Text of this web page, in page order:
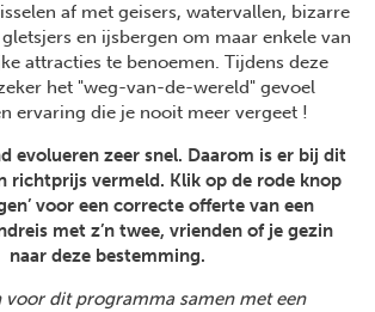
af met geisers, watervallen, bizarre
en ijsbergen om maar enkele van
attracties te benoemen. Tijdens deze
het "weg-van-de-wereld" gevoel
ervaring die je nooit meer vergeet !
evolueren zeer snel. Daarom is er bij dit
richtprijs vermeld. Klik op de rode knop
voor een correcte offerte van een
met z’n twee, vrienden of je gezin
naar deze bestemming.
voor dit programma samen met een